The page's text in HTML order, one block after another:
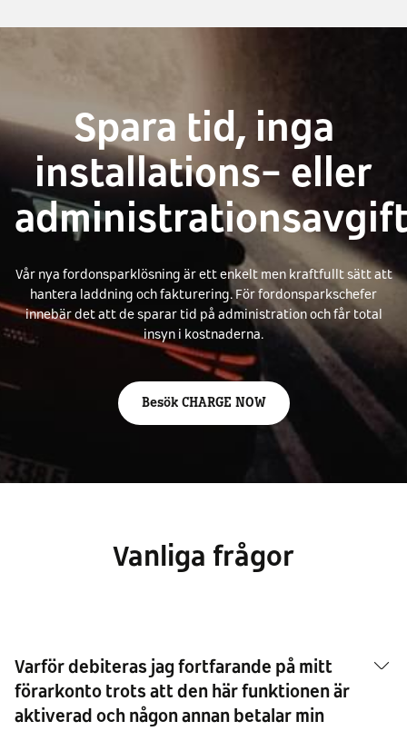
Spara tid, inga
installations- eller
Vår nya fordonsparklösning är ett enkelt men kraftfullt sätt att
hantera laddning och fakturering. För fordonsparkschefer
innebär det att de sparar tid på administration och får total
insyn i kostnaderna.
Besök CHARGE NOW
Vanliga frågor
Varför debiteras jag fortfarande på mitt
förarkonto trots att den här funktionen är
aktiverad och någon annan betalar min